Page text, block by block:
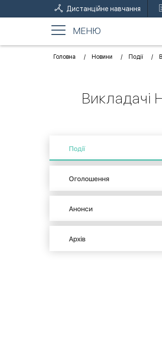
Дистанційне навчання
МЕНЮ
Головна Новини Події
Викладачі
Події
Оголошення
Анонси
Архів